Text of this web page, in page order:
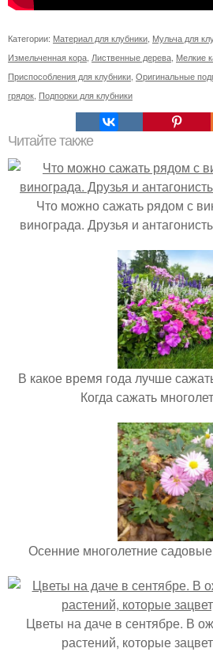
Категории: Материал для клубники Мульча для
Измельченная кора Лиственные дерева Мелкие
Приспособления для клубники Оригинальные
грядок Подпорки для клубники
Читайте также
Что можно сажать рядом с
винограда. Друзья и
В какое время года лучше
Когда сажать
Осенние многолетние
Цветы на даче в сентябре. В
растений, которые